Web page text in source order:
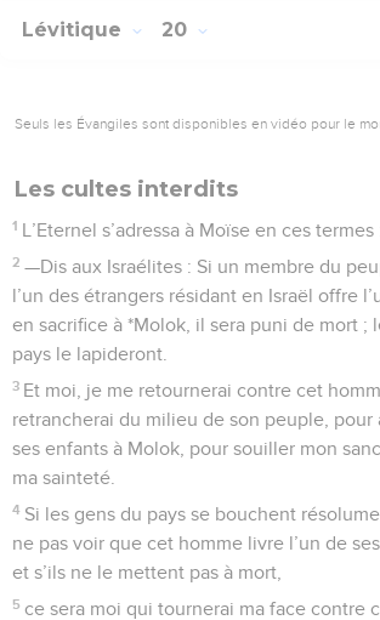
Lévitique 20
Seuls les Évangiles sont disponibles en vidéo pour le
Les cultes interdits
1 L’Eternel s’adressa à Moïse en ces termes
2 —Dis aux Israélites : Si un membre du
l’un des étrangers résidant en Israël offre
en sacrifice à *Molok, il sera puni de mort ;
pays le lapideront.
3 Et moi, je me retournerai contre cet
retrancherai du milieu de son peuple, pour
ses enfants à Molok, pour souiller mon
ma sainteté.
4 Si les gens du pays se bouchent
ne pas voir que cet homme livre l’un de
et s’ils ne le mettent pas à mort,
5 ce sera moi qui tournerai ma face contre